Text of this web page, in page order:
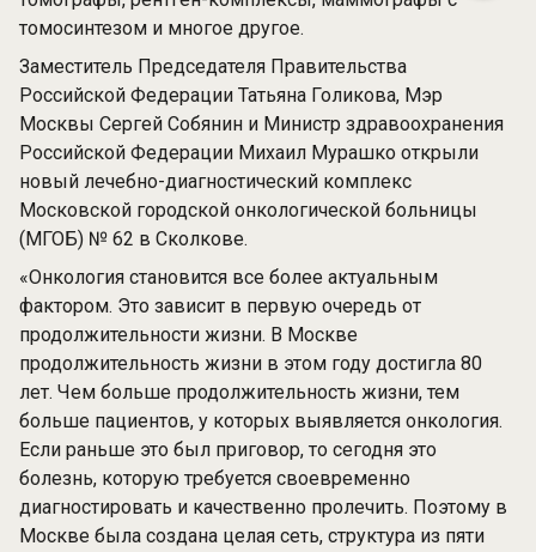
томосинтезом и многое другое.
Заместитель Председателя Правительства
Российской Федерации Татьяна Голикова, Мэр
Москвы Сергей Собянин и Министр здравоохранения
Российской Федерации Михаил Мурашко открыли
новый лечебно-диагностический комплекс
Московской городской онкологической больницы
(МГОБ) № 62 в Сколкове.
«Онкология становится все более актуальным
фактором. Это зависит в первую очередь от
продолжительности жизни. В Москве
продолжительность жизни в этом году достигла 80
лет. Чем больше продолжительность жизни, тем
больше пациентов, у которых выявляется онкология.
Если раньше это был приговор, то сегодня это
болезнь, которую требуется своевременно
диагностировать и качественно пролечить. Поэтому в
Москве была создана целая сеть, структура из пяти